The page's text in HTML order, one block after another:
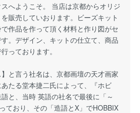
へようこそ。 当店は京都からオリジ
販売していおります。ビーズキット
作品を作って頂く材料と作り図がセ
。デザイン、キットの仕立て、商品
っております。
と言う社名は、京都画壇の天才画家
あたる堂本捷二氏によって、『ホビ
と、当時 英語の社名で最後に「～
ており、その「造語とX」でHOBBIX